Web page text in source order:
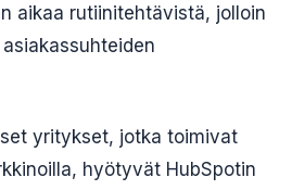
aikaa rutiinitehtävistä, jolloin
yritykset, jotka toimivat
hyötyvät HubSpotin